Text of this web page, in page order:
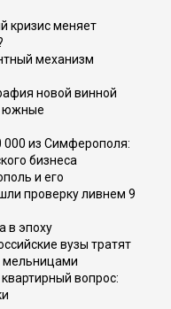
кризис меняет
механизм
новой винной
южные
000 из Симферополя:
бизнеса
и его
проверку ливнем 9
в эпоху
вузы тратят
мельницами
вопрос: